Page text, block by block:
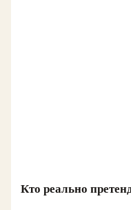
Кто реально